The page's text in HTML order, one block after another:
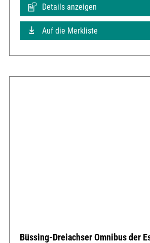
Details anzeigen
Auf die Merkliste
Büssing-Dreiachser Omnibus der